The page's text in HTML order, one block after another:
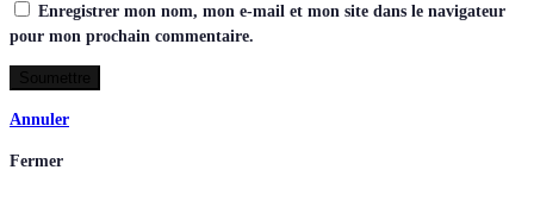
Enregistrer mon nom, mon e-mail et mon site dans le navigateur
pour mon prochain commentaire.
Annuler
Fermer